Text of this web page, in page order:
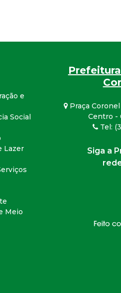
e
Social
Lazer
Meio
Praça Coronel
Centro -
Tel:
Siga a